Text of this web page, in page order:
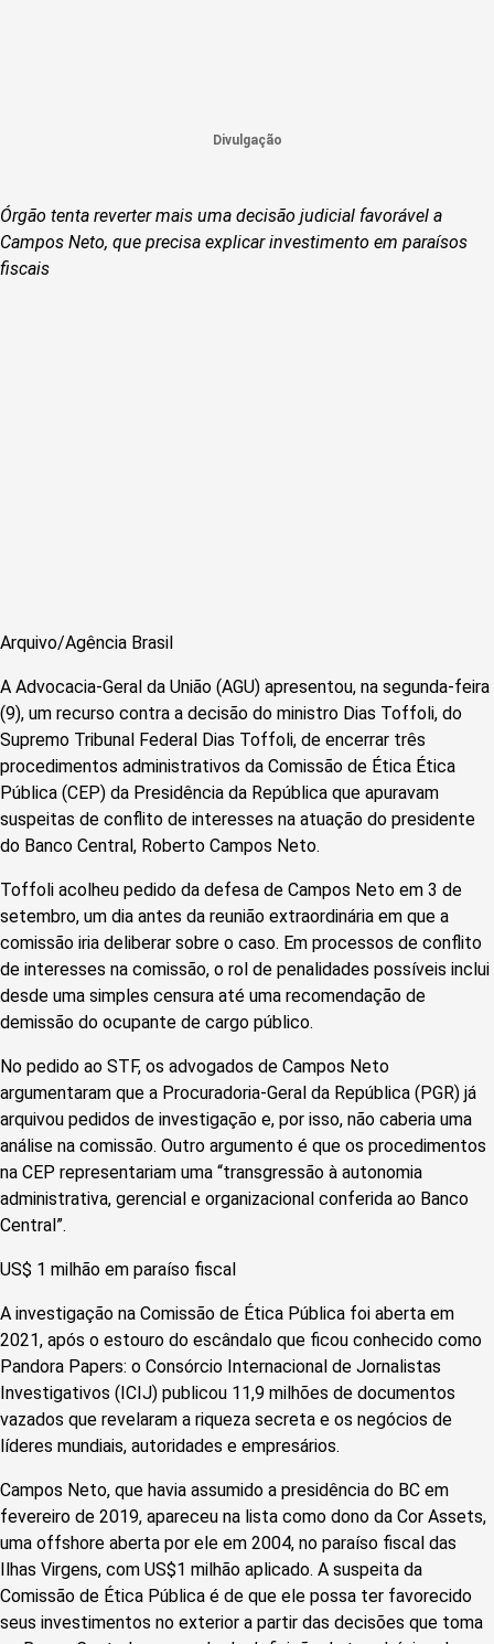
Divulgação
Órgão tenta reverter mais uma decisão judicial favorável a
Campos Neto, que precisa explicar investimento em paraísos
fiscais
Arquivo/Agência Brasil
A Advocacia-Geral da União (AGU) apresentou, na segunda-feira
(9), um recurso contra a decisão do ministro Dias Toffoli, do
Supremo Tribunal Federal Dias Toffoli, de encerrar três
procedimentos administrativos da Comissão de Ética Ética
Pública (CEP) da Presidência da República que apuravam
suspeitas de conflito de interesses na atuação do presidente
do Banco Central, Roberto Campos Neto.
Toffoli acolheu pedido da defesa de Campos Neto em 3 de
setembro, um dia antes da reunião extraordinária em que a
comissão iria deliberar sobre o caso. Em processos de conflito
de interesses na comissão, o rol de penalidades possíveis inclui
desde uma simples censura até uma recomendação de
demissão do ocupante de cargo público.
No pedido ao STF, os advogados de Campos Neto
argumentaram que a Procuradoria-Geral da República (PGR) já
arquivou pedidos de investigação e, por isso, não caberia uma
análise na comissão. Outro argumento é que os procedimentos
na CEP representariam uma “transgressão à autonomia
administrativa, gerencial e organizacional conferida ao Banco
Central”.
US$ 1 milhão em paraíso fiscal
A investigação na Comissão de Ética Pública foi aberta em
2021, após o estouro do escândalo que ficou conhecido como
Pandora Papers: o Consórcio Internacional de Jornalistas
Investigativos (ICIJ) publicou 11,9 milhões de documentos
vazados que revelaram a riqueza secreta e os negócios de
líderes mundiais, autoridades e empresários.
Campos Neto, que havia assumido a presidência do BC em
fevereiro de 2019, apareceu na lista como dono da Cor Assets,
uma offshore aberta por ele em 2004, no paraíso fiscal das
Ilhas Virgens, com US$1 milhão aplicado. A suspeita da
Comissão de Ética Pública é de que ele possa ter favorecido
seus investimentos no exterior a partir das decisões que toma